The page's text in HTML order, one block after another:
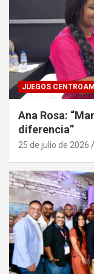
JUEGOS
Ana Rosa:
diferencia”
25 de julio de 2026